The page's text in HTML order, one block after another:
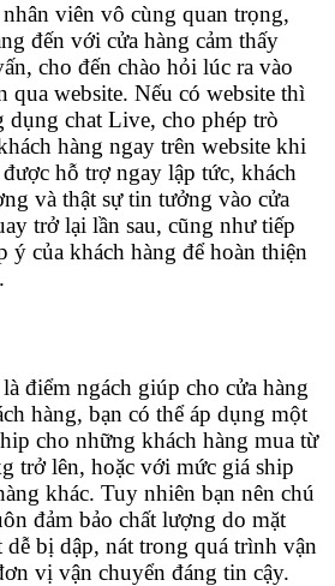
viên vô cùng quan trọng,
đến với cửa hàng cảm thấy
cho đến chào hỏi lúc ra vào
qua website. Nếu có website thì
dụng chat Live, cho phép trò
hàng ngay trên website khi
hỗ trợ ngay lập tức, khách
và thật sự tin tưởng vào cửa
trở lại lần sau, cũng như tiếp
của khách hàng để hoàn thiện
điểm ngách giúp cho cửa hàng
hàng, bạn có thể áp dụng một
cho những khách hàng mua từ
trở lên, hoặc với mức giá ship
khác. Tuy nhiên bạn nên chú
đảm bảo chất lượng do mặt
dễ bị dập, nát trong quá trình vận
vị vận chuyển đáng tin cậy.